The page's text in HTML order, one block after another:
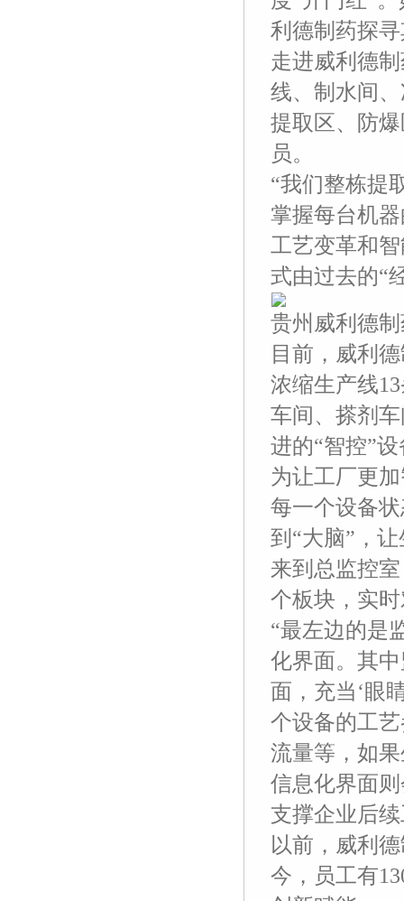
利德制药探
走进威利德
线、制水间
提取区、防
员。
“我们整栋提
掌握每台机
工艺变革和
式由过去的“
贵州威利德
目前，威利
浓缩生产线
车间、搽剂
进的“智控”
为让工厂更
每一个设备
到“大脑”，
来到总监控
个板块，实
“最左边的是
化界面。其
面，充当‘眼
个设备的工
流量等，如
信息化界面
支撑企业后
以前，威利
今，员工有